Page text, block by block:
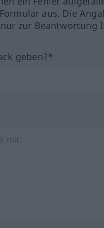
aus. Die
zur Beantwortung
geben?*